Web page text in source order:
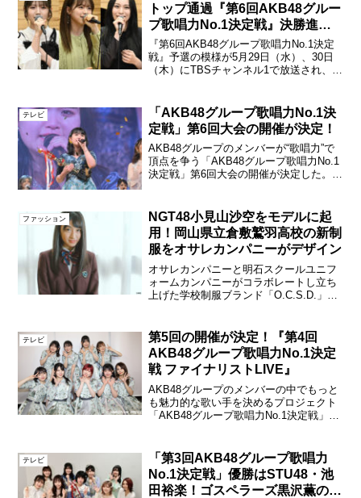
トップ通過『第6回AKB48グルー
プ歌唱力No.1決定戦』決勝進出
メンバー20名が決定！
『第6回AKB48グループ歌唱力No.1決定
戦』予選の模様が5月29日（水）、30日
（木）にTBSチャンネル1で放送され、決
AKB48倉野尾成美、HKT48豊永阿紀A...
テレビ
「AKB48グループ歌唱力No.1決
定戦」第6回大会の開催が決定！
AKB48グループのメンバーが“歌唱力”で
頂点を争う「AKB48グループ歌唱力No.1
決定戦」第6回大会の開催が決定した。
（火）に会場から完全生中継される...
ファッション
NGT48小見山沙空をモデルに起
用！岡山県立倉敷鷲羽高校の新制
服をオサレカンパニーがデザイン
オサレカンパニーと明石スクールユニフ
ォームカンパニーがコラボレートし立ち
上げた学校制服ブランド「O.C.S.D.」
DESIGN）は岡山県立倉敷鷲羽高等学校
の202...
テレビ
第5回の開催が決定！『第4回
AKB48グループ歌唱力No.1決定
戦 ファイナリストLIVE』
AKB48グループのメンバーの中でもっと
も魅力的な歌い手を決めるプロジェクト
「AKB48グループ歌唱力No.1決定戦」。
のライブイベント「ファイナリスト
LIVE」が8...
テレビ
「第3回AKB48グループ歌唱力
No.1決定戦」優勝はSTU48・池
田裕楽！ゴスペラーズ黒沢薫の作